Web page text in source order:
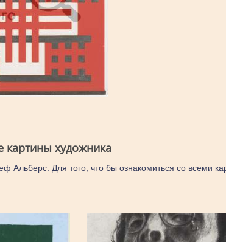
картины художника
Альберс. Для того, что бы ознакомиться со всеми